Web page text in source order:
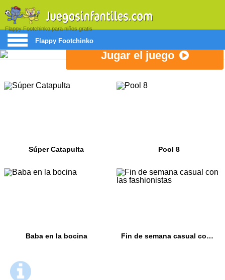
Flappy Footchinko para niños gratis
Flappy Footchinko
Jugar el juego
Súper Catapulta Pool 8
Baba en la bocina Fin de semana casual con las fashionistas